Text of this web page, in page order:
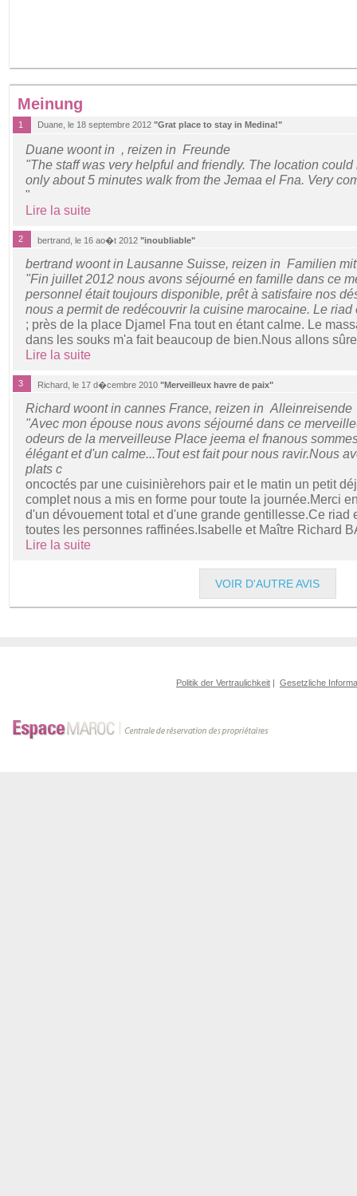
Meinung
1 Duane, le 18 septembre 2012 "Grat place to stay in Medina!"
Duane woont in , reizen in Freunde
"The staff was very helpful and friendly. The location
only about 5 minutes walk from the Jemaa el Fna. Very
"
Lire la suite
2 bertrand, le 16 ao�t 2012 "inoubliable"
bertrand woont in Lausanne Suisse, reizen in Familien
"Fin juillet 2012 nous avons séjourné en famille dans ce
personnel était toujours disponible, prêt à satisfaire nos
nous a permit de redécouvrir la cuisine marocaine. Le
; près de la place Djamel Fna tout en étant calme. Le
dans les souks m'a fait beaucoup de bien.Nous allons
Lire la suite
3 Richard, le 17 d�cembre 2010 "Merveilleux havre de paix"
Richard woont in cannes France, reizen in Alleinreisende
"Avec mon épouse nous avons séjourné dans ce
odeurs de la merveilleuse Place jeema el fnanous
élégant et d'un calme...Tout est fait pour nous ravir.Nous
plats c
oncoctés par une cuisinièrehors pair et le matin un petit
complet nous a mis en forme pour toute la journée.Merci
d'un dévouement total et d'une grande gentillesse.Ce riad
toutes les personnes raffinées.Isabelle et Maître Richard
Lire la suite
VOIR D'AUTRE AVIS
Politik der Vertraulichkeit | Gesetzliche